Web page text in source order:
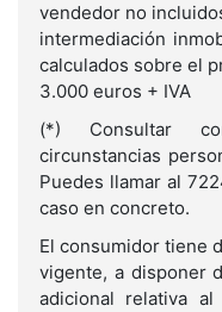
vendedor no
intermediación
calculados sobre el
3.000 euros + IVA
(*) Consultar
circunstancias
Puedes llamar al
caso en concreto.
El consumidor tiene
vigente, a disponer
adicional relativa